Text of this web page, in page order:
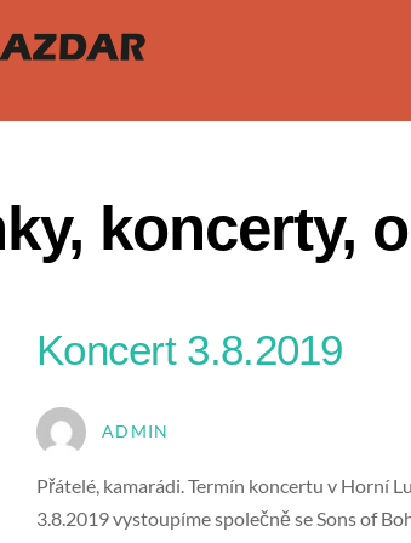
koncerty,
Koncert 3.8.2019
ADMIN
Přátelé, kamarádi. Termín koncertu v Horní
3.8.2019 vystoupíme společně se Sons of